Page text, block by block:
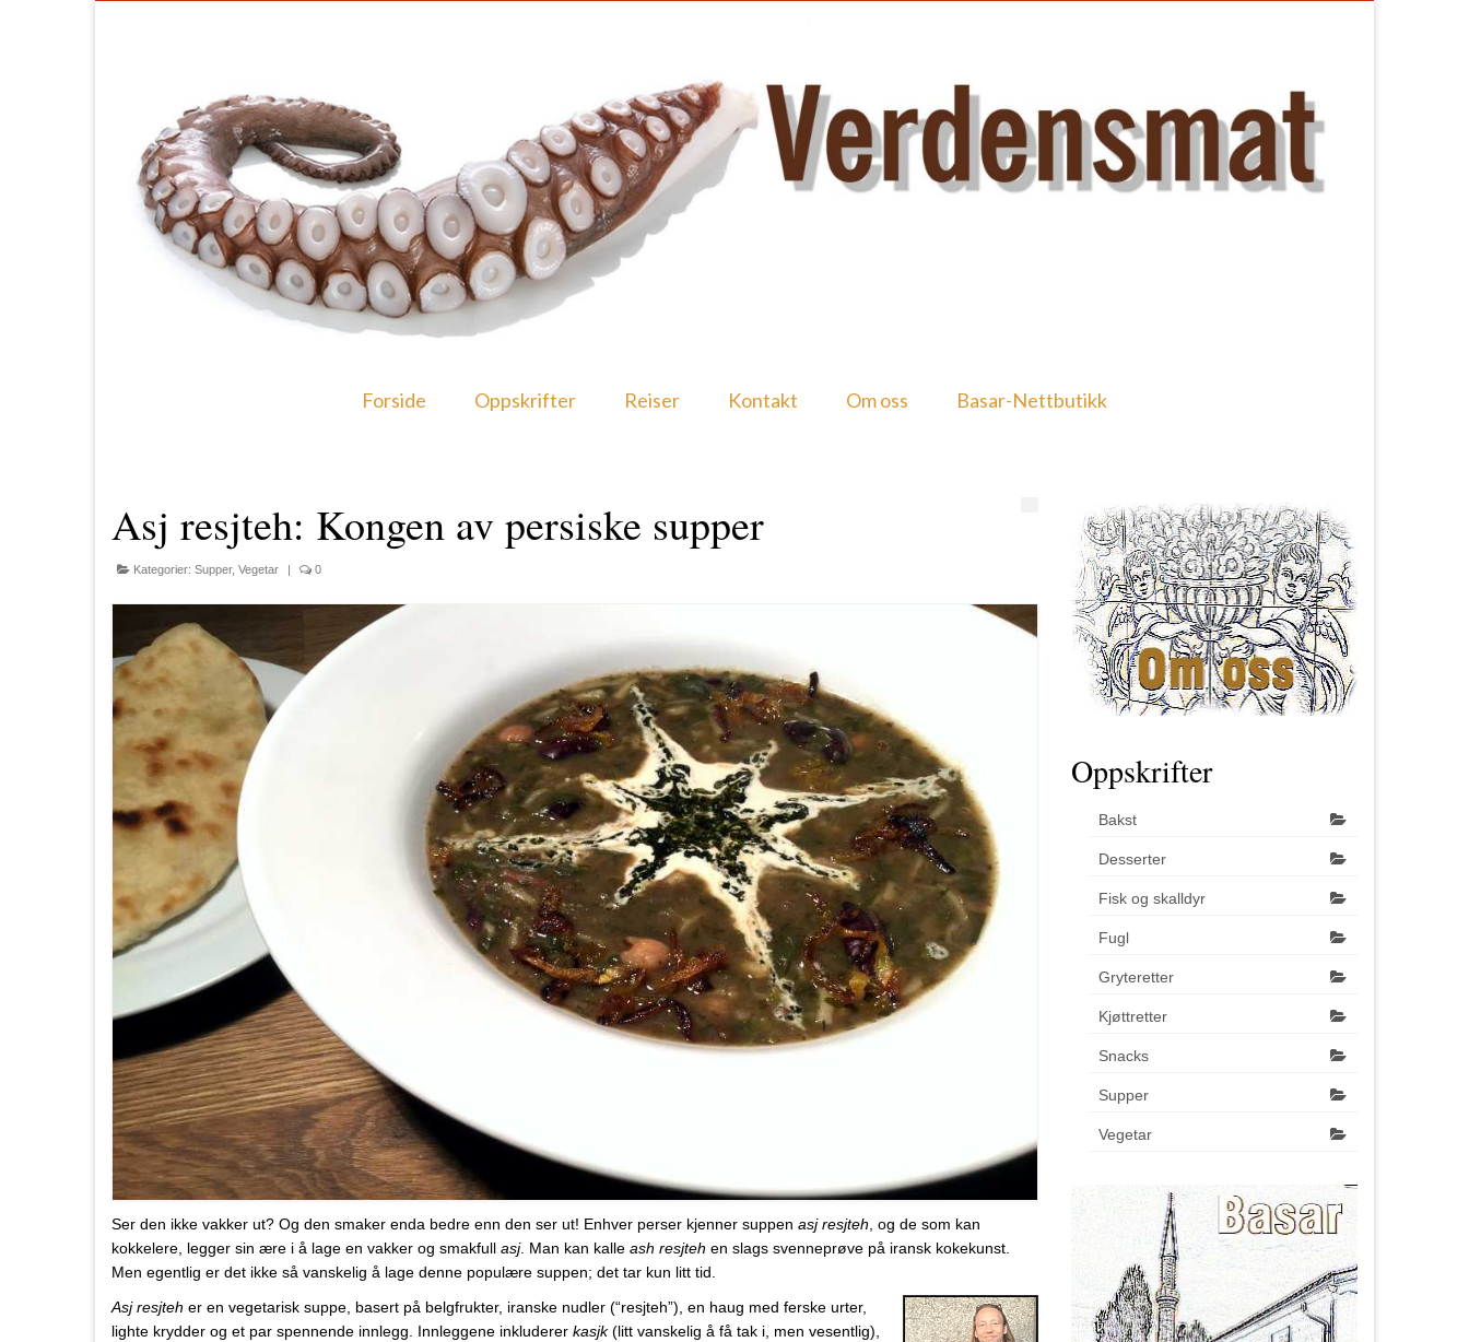
Forside Oppskrifter Reiser Kontakt Om oss Basar-Nettbutikk
Asj resjteh: Kongen av persiske supper
Kategorier: Supper, Vegetar | 0
Ser den ikke vakker ut? Og den smaker enda bedre enn den ser ut! Enhver perser kjenner suppen asj resjteh, og de som kan
kokkelere, legger sin ære i å lage en vakker og smakfull asj. Man kan kalle ash resjteh en slags svenneprøve på iransk kokekunst.
Men egentlig er det ikke så vanskelig å lage denne populære suppen; det tar kun litt tid.
Asj resjteh er en vegetarisk suppe, basert på belgfrukter, iranske nudler (“resjteh”), en haug med ferske urter,
lighte krydder og et par spennende innlegg. Innleggene inkluderer kasjk(litt vanskelig å få tak i, men vesentlig),
Oppskrifter
Bakst
Desserter
Fisk og skalldyr
Fugl
Gryteretter
Kjøttretter
Snacks
Supper
Vegetar